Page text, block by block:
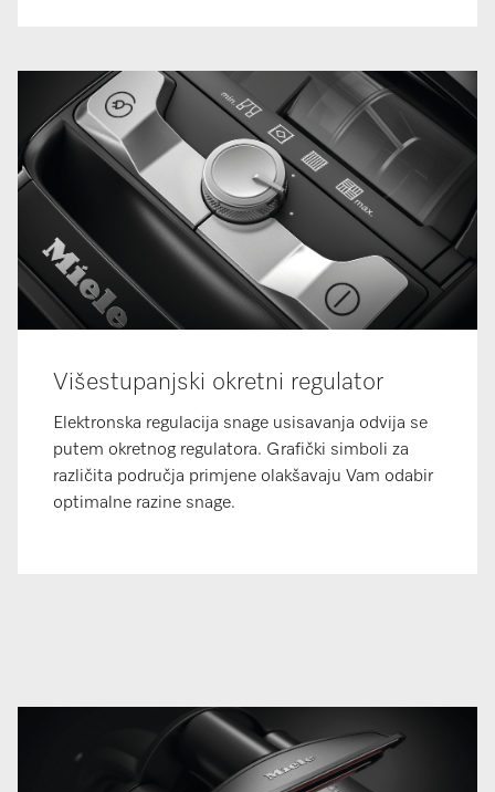
Višestupanjski okretni regulator
Elektronska regulacija snage usisavanja odvija se
putem okretnog regulatora. Grafički simboli za
različita područja primjene olakšavaju Vam odabir
optimalne razine snage.